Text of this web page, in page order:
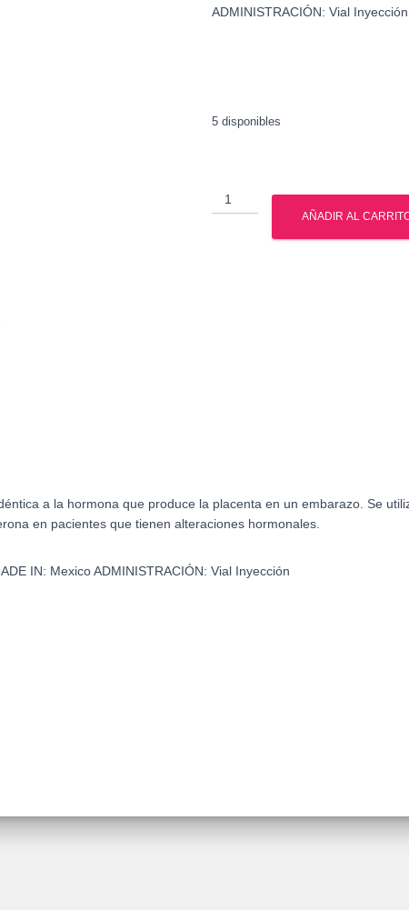
ADMINISTRACIÓN: Vial Inyección
5 disponibles
Gonadotropina
Corionica
AÑADIR AL
a la hormona que produce la placenta en un embarazo. Se
en pacientes que tienen alteraciones hormonales.
IN: MexicoADMINISTRACIÓN: Vial Inyección